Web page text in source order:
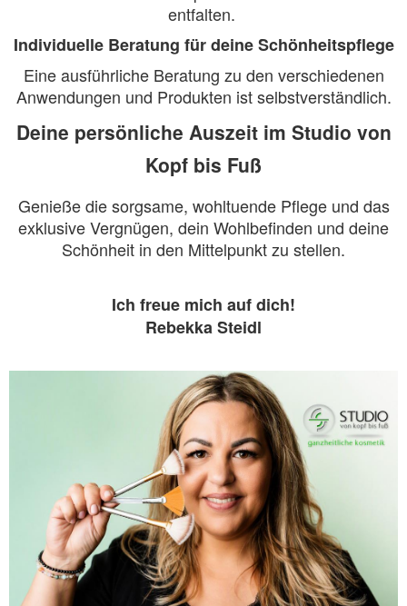
entfalten.
Individuelle Beratung für deine Schönheitspflege
Eine ausführliche Beratung zu den verschiedenen
Anwendungen und Produkten ist selbstverständlich.
Deine persönliche Auszeit im Studio von
Kopf bis Fuß
Genieße die sorgsame, wohltuende Pflege und das
exklusive Vergnügen, dein Wohlbefinden und deine
Schönheit in den Mittelpunkt zu stellen.
Ich freue mich auf dich!
Rebekka Steidl